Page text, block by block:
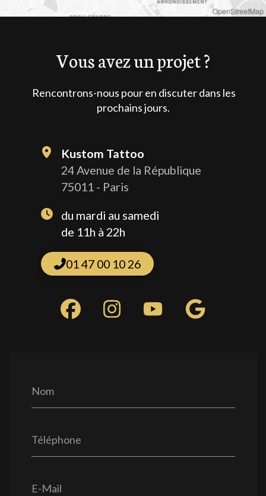
OpenStreetMap
Vous avez un projet ?
Rencontrons-nous pour en discuter dans les
prochains jours.
Nom
Téléphone
E-Mail
Kustom Tattoo
24 Avenue de la République
75011 - Paris
du mardi au samedi
de 11h à 22h
01 47 00 10 26